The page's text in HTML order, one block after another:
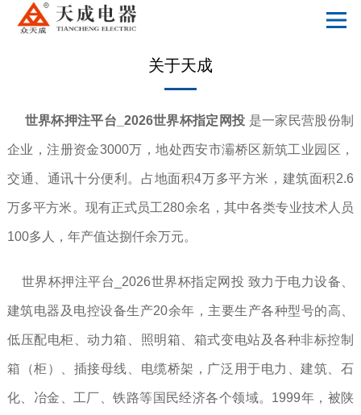
世界杯押注平台_2026世界杯指定网投
关于天成
世界杯押注平台_2026世界杯指定网投 是一家民营股份制
企业，注册资金3000万，地处西安市灞桥区新筑工业园区，
交通、通讯十分便利。占地面积4万多平方米，建筑面积2.6
万多平方米。现有正式员工280余名，其中各类专业技术人员
100多人，年产值达捌仟余万元。
世界杯押注平台_2026世界杯指定网投 致力于电力设备、
建筑电器及电控设备生产20余年，主要生产各种型号的高、
低压配电柜、动力箱、照明箱、箱式变电站及各种非标控制
箱（柜）、插接母线、电缆桥架，广泛用于电力、建筑、石
化、冶金、工厂、铁路等国民经济各个领域。1999年，被陕